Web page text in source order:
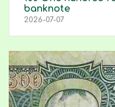
banknote
2026-07-07